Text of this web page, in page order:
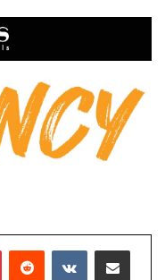
PinterestReddit VKontakteE-Posta ile paylaş